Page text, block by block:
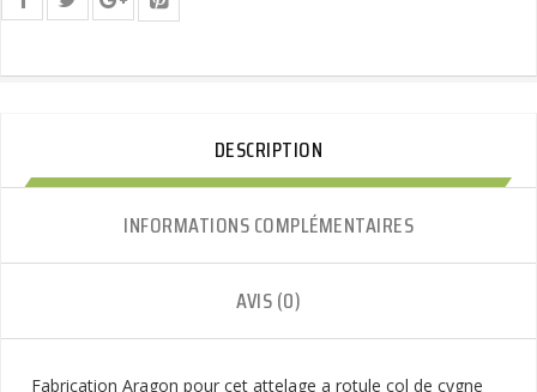
DESCRIPTION
INFORMATIONS COMPLÉMENTAIRES
AVIS (0)
Fabrication Aragon pour cet attelage a rotule col de cygne